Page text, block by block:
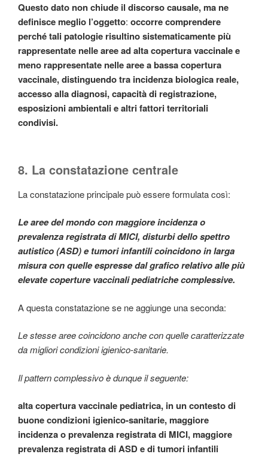
Questo dato non chiude il discorso causale, ma ne
definisce meglio l’oggetto: occorre comprendere
perché tali patologie risultino sistematicamente più
rappresentate nelle aree ad alta copertura vaccinale e
meno rappresentate nelle aree a bassa copertura
vaccinale, distinguendo tra incidenza biologica reale,
accesso alla diagnosi, capacità di registrazione,
esposizioni ambientali e altri fattori territoriali
condivisi.
8. La constatazione centrale
La constatazione principale può essere formulata così:
Le aree del mondo con maggiore incidenza o
prevalenza registrata di MICI, disturbi dello spettro
autistico (ASD) e tumori infantili coincidono in larga
misura con quelle espresse dal grafico relativo alle più
elevate coperture vaccinali pediatriche complessive.
A questa constatazione se ne aggiunge una seconda:
Le stesse aree coincidono anche con quelle caratterizzate
da migliori condizioni igienico-sanitarie.
Il pattern complessivo è dunque il seguente:
alta copertura vaccinale pediatrica, in un contesto di
buone condizioni igienico-sanitarie, maggiore
incidenza o prevalenza registrata di MICI, maggiore
prevalenza registrata di ASD e di tumori infantili